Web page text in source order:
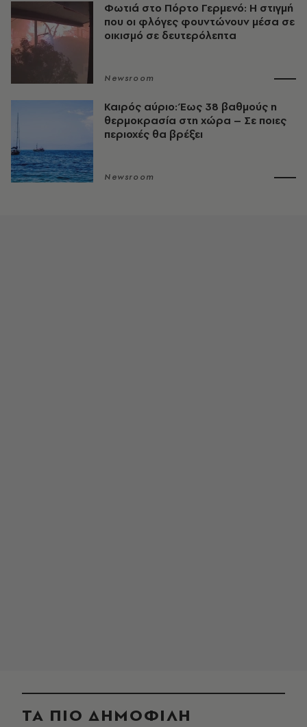
Φωτιά στο Πόρτο Γερμενό: Η στιγμή
που οι φλόγες φουντώνουν μέσα σε
οικισμό σε δευτερόλεπτα
Newsroom
Καιρός αύριο: Έως 38 βαθμούς η
θερμοκρασία στη χώρα – Σε ποιες
περιοχές θα βρέξει
Newsroom
ΤΑ ΠΙΟ ΔΗΜΟΦΙΛΗ